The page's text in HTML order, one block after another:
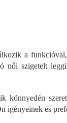
a
női szigetelt
könnyedén
igényeinek és